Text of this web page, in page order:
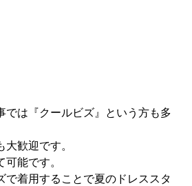
では『クールビズ』という方も多
歓迎です。
能です。
で着用することで夏のドレススタ